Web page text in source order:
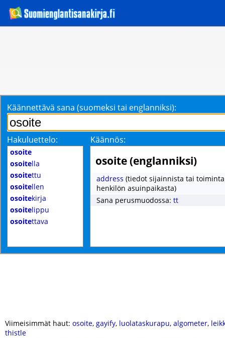
Käännettävä sana (suomeksi tai englanniksi):
Hakuluettelo: Käännös:
osoite
osoitella
osoitettu
osoitellen
osoitekirja
osoitelippu
osoitettava
osoite (englanniksi)
address (tiedot sijainnista tai
henkilön asuinpaikasta)
Sana perusmuodossa: tt
Viimeisimmät haut: osoite, gayify, luolataskurapu, algometer,
thistle